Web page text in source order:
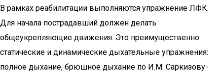
В рамках реабилитации выполняются упражнение ЛФК.
Для начала пострадавший должен делать
общеукрепляющие движения. Это преимущественно
статические и динамические дыхательные упражнения:
полное дыхание, брюшное дыхание по И.М. Саркизову-